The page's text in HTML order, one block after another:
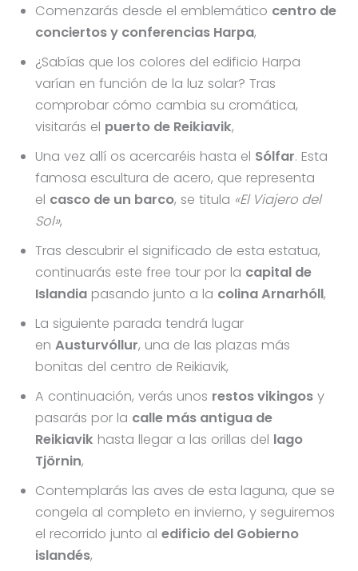
Comenzarás desde el emblemático centro de
conciertos y conferencias Harpa,
¿Sabías que los colores del edificio Harpa
varían en función de la luz solar? Tras
comprobar cómo cambia su cromática,
visitarás el puerto de Reikiavik,
Una vez allí os acercaréis hasta el Sólfar. Esta
famosa escultura de acero, que representa
el casco de un barco, se titula «El Viajero del
Sol»,
Tras descubrir el significado de esta estatua,
continuarás este free tour por la capital de
Islandiapasando junto a la colina Arnarhóll,
La siguiente parada tendrá lugar
en Austurvóllur, una de las plazas más
bonitas del centro de Reikiavik,
A continuación, verás unos restos vikingosy
pasarás por la calle más antigua de
Reikiavik hasta llegar a las orillas del lago
Tjörnin,
Contemplarás las aves de esta laguna, que se
congela al completo en invierno, y seguiremos
el recorrido junto al edificio del Gobierno
islandés,